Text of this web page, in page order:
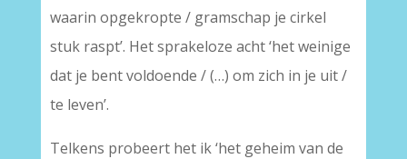
waarin opgekropte / gramschap je cirkel
stuk raspt’. Het sprakeloze acht ‘het weinige
dat je bent voldoende / (…) om zich in je uit /
te leven’.
Telkens probeert het ik ‘het geheim van de